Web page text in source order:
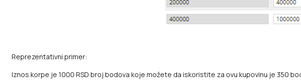
Reprezentativni primer:
Iznos korpe je 1000 RSD broj bodova koje možete da iskoristite za ovu kupovinu je 350